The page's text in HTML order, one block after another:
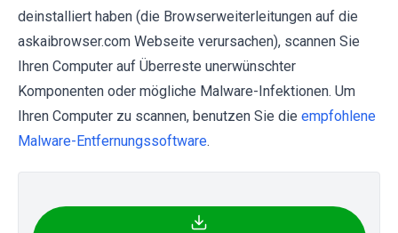
deinstalliert haben (die Browserweiterleitungen auf die
askaibrowser.com Webseite verursachen), scannen Sie
Ihren Computer auf Überreste unerwünschter
Komponenten oder mögliche Malware-Infektionen. Um
Ihren Computer zu scannen, benutzen Sie die empfohlene
Malware-Entfernungssoftware.